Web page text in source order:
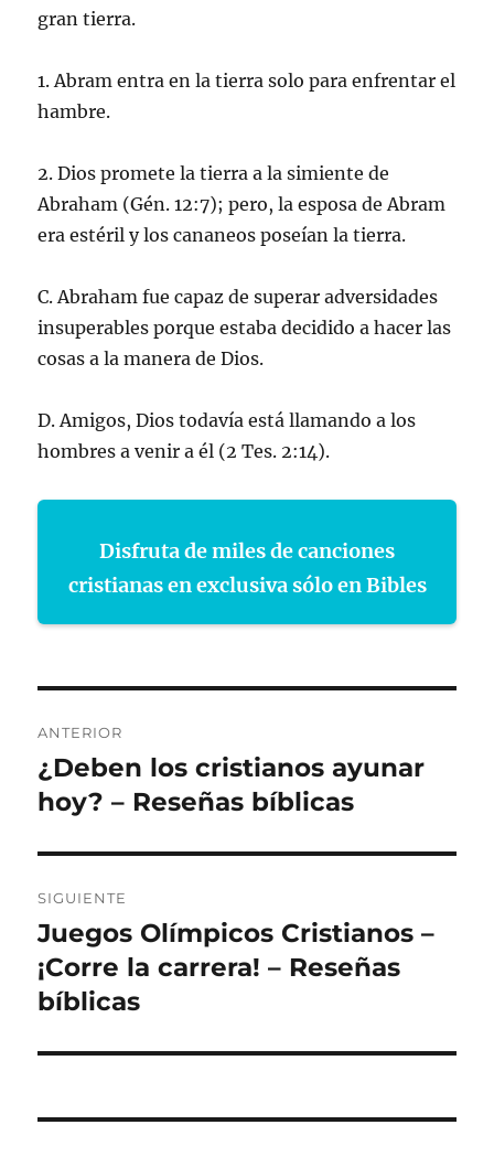
gran tierra.
1. Abram entra en la tierra solo para enfrentar el
hambre.
2. Dios promete la tierra a la simiente de
Abraham (Gén. 12:7); pero, la esposa de Abram
era estéril y los cananeos poseían la tierra.
C. Abraham fue capaz de superar adversidades
insuperables porque estaba decidido a hacer las
cosas a la manera de Dios.
D. Amigos, Dios todavía está llamando a los
hombres a venir a él (2 Tes. 2:14).
Disfruta de miles de canciones
cristianas en exclusiva sólo en Bibles
de
entradas
ANTERIOR
Entrada
anterior:
¿Deben los cristianos ayunar
hoy? – Reseñas bíblicas
SIGUIENTE
Entrada
siguiente:
Juegos Olímpicos Cristianos –
¡Corre la carrera! – Reseñas
bíblicas